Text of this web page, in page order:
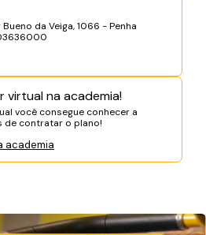
da Veiga, 1066 - Penha
virtual na academia!
você consegue conhecer a
de contratar o plano!
academia